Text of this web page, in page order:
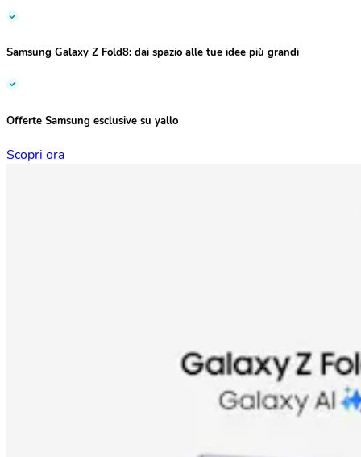
Samsung Galaxy Z Fold8: dai spazio alle tue idee più grandi
Offerte Samsung esclusive su yallo
Scopri ora